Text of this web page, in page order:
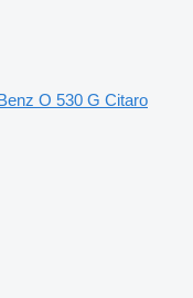
O 530 G Citaro